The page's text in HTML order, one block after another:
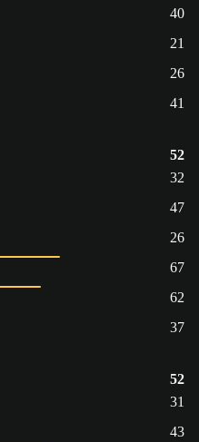
40
21
26
41
52
32
47
26
67
62
37
52
31
43